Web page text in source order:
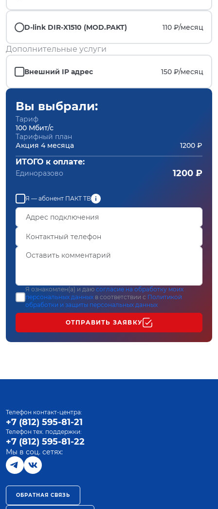
D-link DIR-X1510 (MOD.PAKT) 110 ₽/месяц
Дополнительные услуги
Внешний IP адрес 150 ₽/месяц
Вы выбрали:
Тариф
100 Мбит/с
Тарифный план
Акция 4 месяца
1200 ₽
ИТОГО к оплате:
Единоразово 1200 ₽
Я — абонент ПАКТ ТВ
Я ознакомлен(а) и даю согласие на обработку моих
персональных данных в соответствии с Политикой
обработки и защиты персональных данных
ОТПРАВИТЬ ЗАЯВКУ
Телефон контакт-центра:
+7 (812) 595-81-21
Телефон тех. поддержки:
+7 (812) 595-81-22
Мы в соц. сетях:
ОБРАТНАЯ СВЯЗЬ